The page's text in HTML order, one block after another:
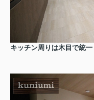
キッチン周りは木目で統